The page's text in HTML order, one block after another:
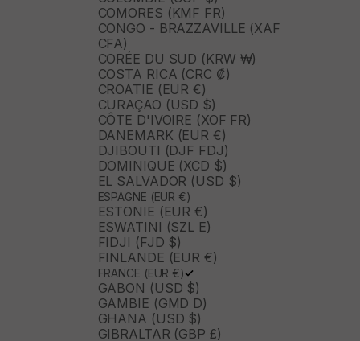
COMORES (KMF FR)
CONGO - BRAZZAVILLE (XAF
CFA)
CORÉE DU SUD (KRW ₩)
COSTA RICA (CRC ₡)
CROATIE (EUR €)
CURAÇAO (USD $)
CÔTE D'IVOIRE (XOF FR)
DANEMARK (EUR €)
DJIBOUTI (DJF FDJ)
DOMINIQUE (XCD $)
EL SALVADOR (USD $)
ESPAGNE (EUR €)
ESTONIE (EUR €)
ESWATINI (SZL E)
FIDJI (FJD $)
FINLANDE (EUR €)
FRANCE (EUR €)
GABON (USD $)
GAMBIE (GMD D)
GHANA (USD $)
GIBRALTAR (GBP £)